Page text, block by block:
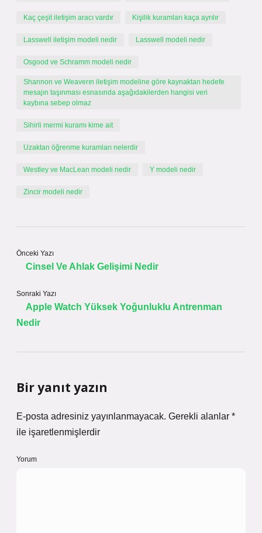
Kaç çeşit iletişim aracı vardır Kişilik kuramları kaça ayrılır
Lasswell iletişim modeli nedir Lasswell modeli nedir
Osgood ve Schramm modeli nedir
Shannon ve Weaverın iletişim modeline göre kaynaktan hedefe
mesajın taşınması esnasında aşağıdakilerden hangisi veri
kaybına sebep olmaz
Sihirli mermi kuramı kime ait
Uzaktan öğrenme kuramları nelerdir
Westley ve MacLean modeli nedir Y modeli nedir
Zincir modeli nedir
Önceki Yazı
Cinsel Ve Ahlak Gelişimi Nedir
Sonraki Yazı
Apple Watch Yüksek Yoğunluklu Antrenman
Nedir
Bir yanıt yazın
E-posta adresiniz yayınlanmayacak. Gerekli alanlar *
ile işaretlenmişlerdir
Yorum